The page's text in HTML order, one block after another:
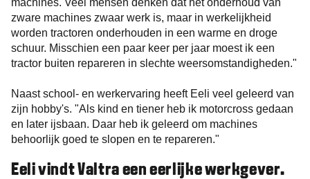
zware machines zwaar werk is, maar in werkelijkheid
worden tractoren onderhouden in een warme en droge
schuur. Misschien een paar keer per jaar moest ik een
tractor buiten repareren in slechte weersomstandigheden."
Naast school- en werkervaring heeft Eeli veel geleerd van
zijn hobby's. "Als kind en tiener heb ik motorcross gedaan
en later ijsbaan. Daar heb ik geleerd om machines
behoorlijk goed te slopen en te repareren."
Eeli vindt Valtra een eerlijke werkgever.